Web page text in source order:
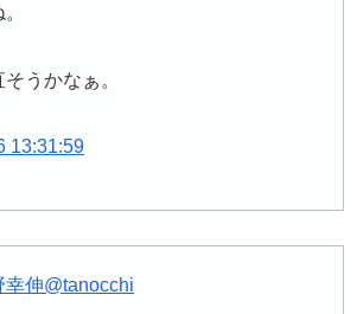
うかなぁ。
13:31:59
幸伸@tanocchi